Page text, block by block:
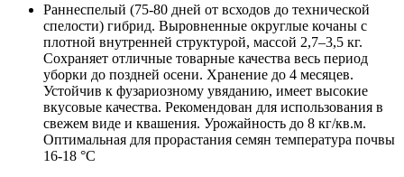
Раннеспелый (75-80 дней от всходов до технической
спелости) гибрид. Выровненные округлые кочаны с
плотной внутренней структурой, массой 2,7–3,5 кг.
Сохраняет отличные товарные качества весь период
уборки до поздней осени. Хранение до 4 месяцев.
Устойчив к фузариозному увяданию, имеет высокие
вкусовые качества. Рекомендован для использования в
свежем виде и квашения. Урожайность до 8 кг/кв.м.
Оптимальная для прорастания семян температура почвы
16-18 °С